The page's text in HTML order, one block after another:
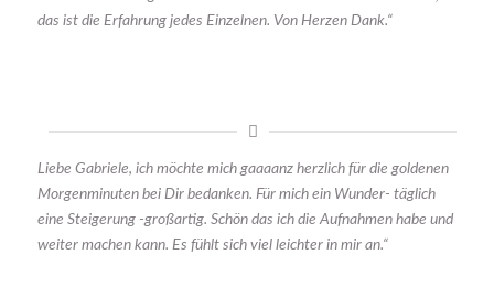
das ist die Erfahrung jedes Einzelnen. Von Herzen Dank.“
Liebe Gabriele, ich möchte mich gaaaanz herzlich für die goldenen
Morgenminuten bei Dir bedanken. Für mich ein Wunder- täglich
eine Steigerung -großartig. Schön das ich die Aufnahmen habe und
weiter machen kann. Es fühlt sich viel leichter in mir an.“